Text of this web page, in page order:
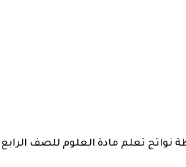
تعلم مادة العلوم للصف الرابع المنهج الجديد